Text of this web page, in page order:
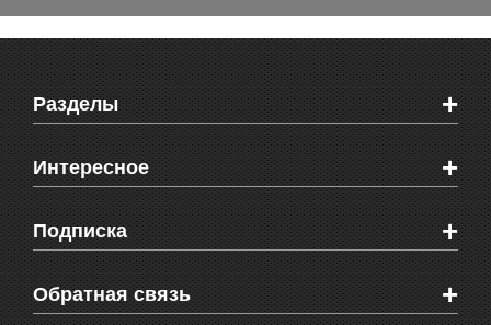
Разделы +
Новости Феодосии
Новости Крыма
Мировые новости
Объявления
Здоровье
СМС мнения читателей
Интересное +
Видео о Феодосии
Веб-камеры Феодосии
Блоги феодосийцев
Школы Феодосии
Подписка +
Печатная версия газеты "Кафа"
RSS
Обратная связь +